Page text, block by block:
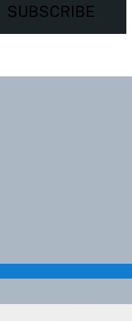
SUBSCRIBE